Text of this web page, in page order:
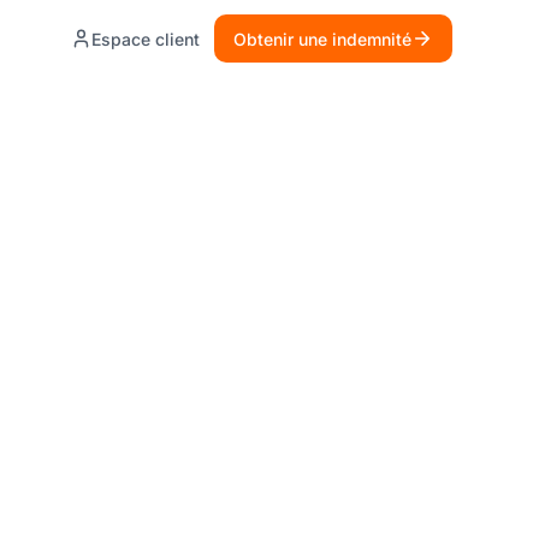
Espace client Obtenir une indemnité